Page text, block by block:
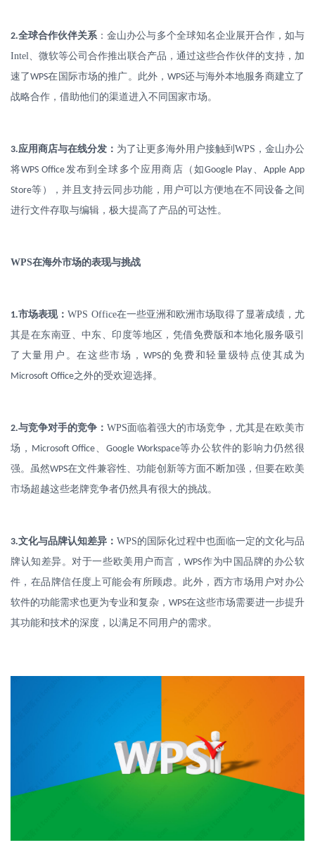
2.全球合作伙伴关系 ：金山办公与多个全球知名企业展开合作，如与
Intel
、微软等公司合作推出联合产品，通过这些合作伙伴的支持，加
速了WPS在国际市场的推广。此外，WPS还与海外本地服务商建立了
战略合作，借助他们的渠道进入不同国家市场。
3.应用商店与在线分发： 为了让更多海外用户接触到 WPS ，金山办公
将WPS Office 发布到全球多个应用商店（如Google Play
Apple App
Store等），并且支持云同步功能，用户可以方便地在不同设备之间
进行文件存取与编辑，极大提高了产品的可达性。
WPS在海外市场的表现与挑战
1.市场表现：WPS Office在一些亚洲和欧洲市场取得了显著成绩，尤
其是在东南亚、中东、印度等地区，凭借免费版和本地化服务吸引
了大量用户。在这些市场， WPS的免费和轻量级特点使其成为
Microsoft Office之外的受欢迎选择。
2.与竞争对手的竞争： WPS面临着强大的市场竞争，尤其是在欧美市
场， Microsoft Office Google Workspace等办公软件的影响力仍然很
强。虽然WPS在文件兼容性、功能创新等方面不断加强，但要在欧美
市场超越这些老牌竞争者仍然具有很大的挑战。
3.文化与品牌认知差异： WPS的国际化过程中也面临一定的文化与品
牌认知差异。对于一些欧美用户而言，WPS作为中国品牌的办公软
件，在品牌信任度上可能会有所顾虑。此外，西方市场用户对办公
软件的功能需求也更为专业和复杂， WPS在这些市场需要进一步提升
其功能和技术的深度，以满足不同用户的需求。